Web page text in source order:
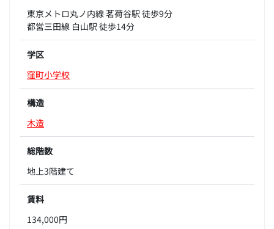
東京メトロ丸ノ内線 茗荷谷駅 徒歩9分
都営三田線 白山駅 徒歩14分
学区
窪町小学校
構造
木造
総階数
地上3階建て
賃料
134,000円